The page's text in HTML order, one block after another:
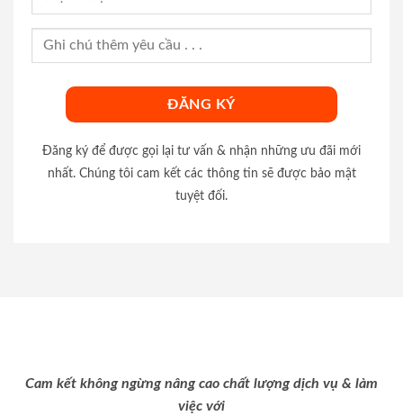
Đăng ký để được gọi lại tư vấn & nhận những ưu đãi mới
nhất. Chúng tôi cam kết các thông tin sẽ được bảo mật
tuyệt đối.
Cam kết không ngừng nâng cao chất lượng dịch vụ & làm
việc với